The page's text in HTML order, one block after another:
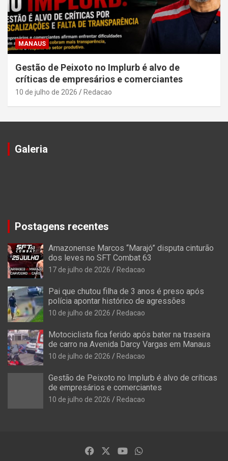
MANAUS
Gestão de Peixoto no Implurb é alvo de
críticas de empresários e comerciantes
10 de julho de 2026 Redacao
Galeria
Postagens recentes
Amazonense Marcos “Marajó” disputa cinturão
dos leves no SFT Combat 63
17 de julho de 2026 Redacao
Pai que chutou filha de 3 anos é preso após
polícia apontar histórico de agressões
10 de julho de 2026 Redacao
Motociclista fica ferido após bater na traseira
de carro na Avenida Darcy Vargas em Manaus
10 de julho de 2026 Redacao
Gestão de Peixoto no Implurb é alvo de críticas
de empresários e comerciantes
10 de julho de 2026 Redacao